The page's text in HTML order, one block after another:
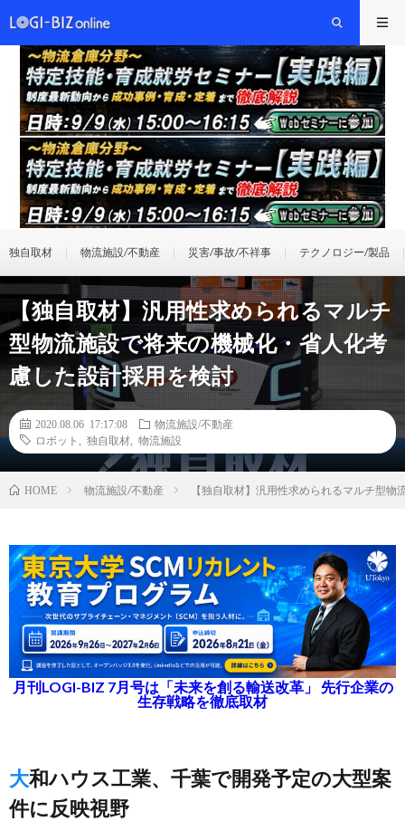
独自取材 物流施設/不動産 災害/事故/不祥事 テクノロジー/製品
【独自取材】汎用性求められるマルチ
型物流施設で将来の機械化・省人化考
慮した設計採用を検討
2020.08.06 17:17:08
物流施設/不動産
ロボット
独自取材 物流施設
HOME 物流施設/不動産 【独自取材】汎用性求められるマルチ型
月刊LOGI-BIZ 7月号は「未来を創る輸送改革」 先行企業の
生存戦略を徹底取材
大和ハウス工業、千葉で開発予定の大型案
件に反映視野